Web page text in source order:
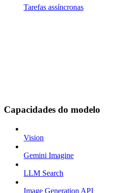
Tarefas assíncronas
Capacidades do modelo
Vision
Gemini Imagine
LLM Search
Image Generation API